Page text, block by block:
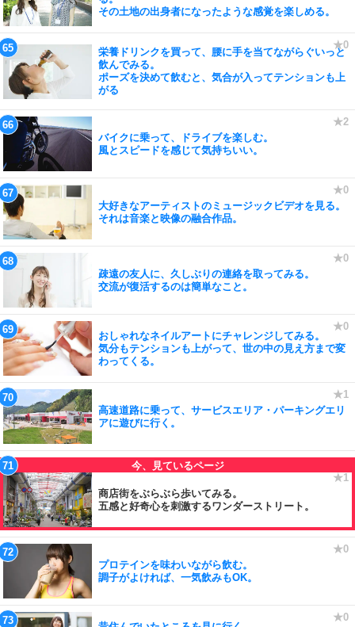
その土地の出身者になったような感覚を楽しめる。
栄養ドリンクを買って、腰に手を当てながらぐいっと
飲んでみる。
ポーズを決めて飲むと、気合が入ってテンションも上
がる
バイクに乗って、ドライブを楽しむ。
風とスピードを感じて気持ちいい。
大好きなアーティストのミュージックビデオを見る。
それは音楽と映像の融合作品。
疎遠の友人に、久しぶりの連絡を取ってみる。
交流が復活するのは簡単なこと。
おしゃれなネイルアートにチャレンジしてみる。
気分もテンションも上がって、世の中の見え方まで変
わってくる。
高速道路に乗って、サービスエリア・パーキングエリ
アに遊びに行く。
商店街をぶらぶら歩いてみる。
五感と好奇心を刺激するワンダーストリート。
プロテインを味わいながら飲む。
調子がよければ、一気飲みもOK。